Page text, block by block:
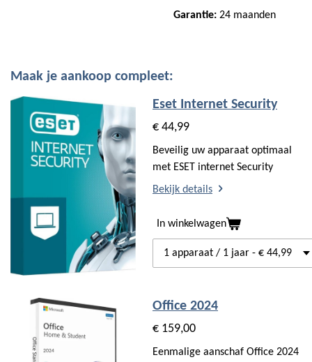
Garantie: 24 maanden
Maak je aankoop compleet:
Eset Internet Security
€ 44,99
Beveilig uw apparaat optimaal
met ESET internet Security
Bekijk details
In winkelwagen
Office 2024
€ 159,00
Eenmalige aanschaf Office 2024